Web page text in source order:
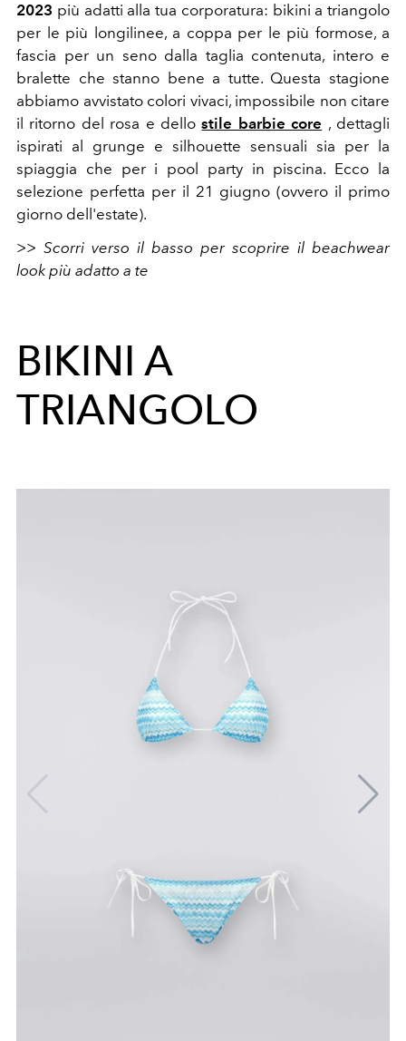
2023 più adatti alla tua corporatura: bikini a triangolo
per le più longilinee, a coppa per le più formose, a
fascia per un seno dalla taglia contenuta, intero e
bralette che stanno bene a tutte. Questa stagione
abbiamo avvistato colori vivaci, impossibile non citare
il ritorno del rosa e dellostile barbie core , dettagli
ispirati al grunge e silhouette sensuali sia per la
spiaggia che per i pool party in piscina. Ecco la
selezione perfetta per il 21 giugno (ovvero il primo
giorno dell'estate).
>> Scorri verso il basso per scoprire il beachwear
look più adatto a te
BIKINI A
TRIANGOLO